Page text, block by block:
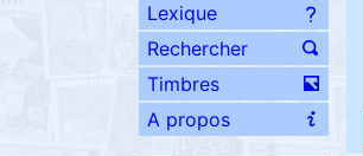
Lexique
Rechercher
Timbres
A propos